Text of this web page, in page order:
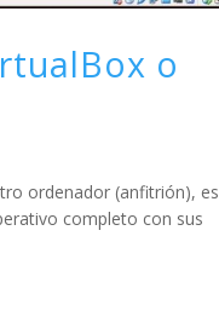
o
ordenador (anfitrión), es
completo con sus